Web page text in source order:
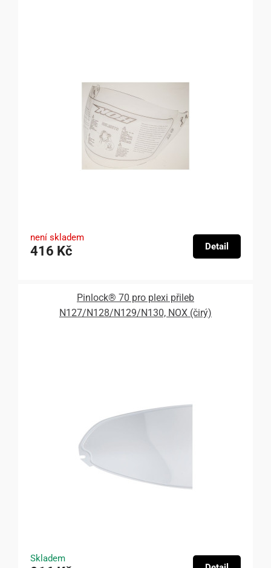
není skladem
416 Kč Detail
Pinlock® 70 pro plexi přileb
N127/N128/N129/N130, NOX (čirý)
Skladem